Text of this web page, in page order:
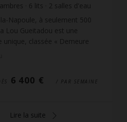
6 lits 2 salles d'eau
wi-fiNapoule, à seulement 500
Lou Gueitadou est une
unique, classée « Demeure
6 400 € / PAR SEMAINE
Lire la suite